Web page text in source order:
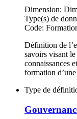
Dimension:
Type(s) de
Code:
Définition de
savoirs visant
connaissances
formation
Type de